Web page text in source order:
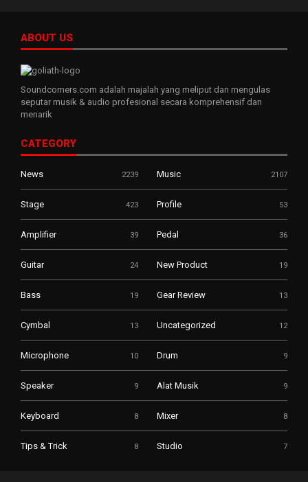
ABOUT US
Soundcorners.com adalah majalah yang meliput dan mengulas
seputar musik & audio profesional secara komprehensif dan
menarik
CATEGORY
News 2239 Music 2107
Stage 423 Profile 53
Amplifier 39 Pedal 36
Guitar 24 New Product 19
Bass 19 Gear Review 13
Cymbal 13 Uncategorized 12
Microphone 10 Drum 9
Speaker 9 Alat Musik 9
Keyboard 8 Mixer 8
Tips & Trick 8 Studio 7